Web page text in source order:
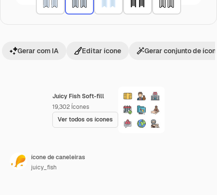
Juicy Fish Soft-fill
19,302 Ícones
Ver todos os ícones
Gerar com IA Editar ícone Gerar conjunto de
ícone de caneleiras
juicy_fish